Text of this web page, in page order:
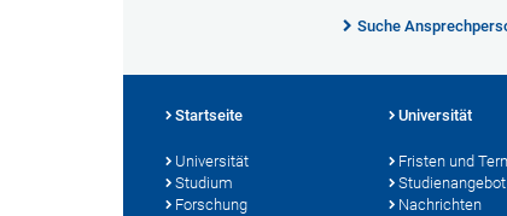
Suche
Startseite
Universität
Studium
Forschung
Universität
Fristen und
Studienangebot
Nachrichten